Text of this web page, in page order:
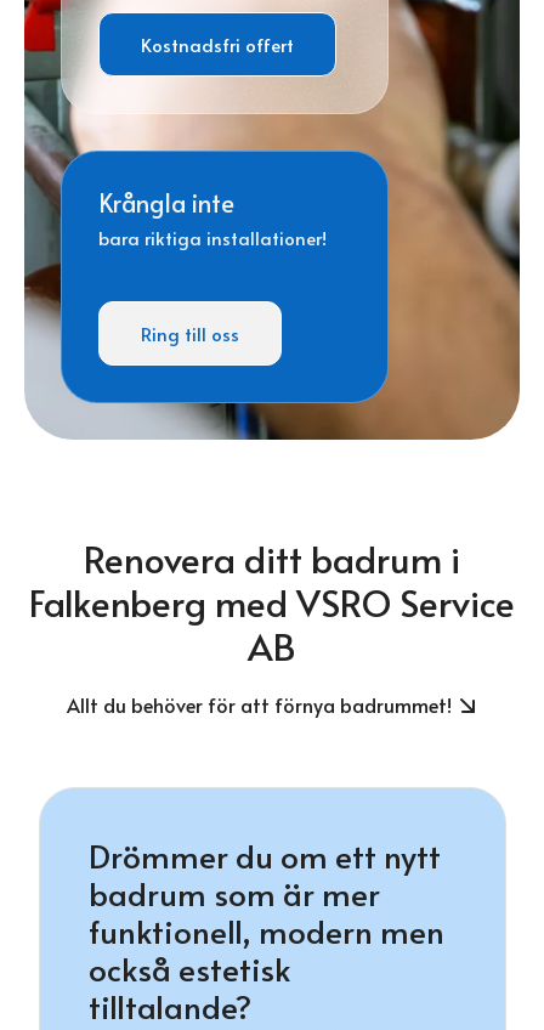
Kostnadsfri offert
Krångla inte
bara riktiga installationer!
Ring till oss
Renovera ditt badrum i
Falkenberg med VSRO Service
AB
Allt du behöver för att förnya badrummet!
Drömmer du om ett nytt
badrum som är mer
funktionell, modern men
också estetisk
tilltalande?